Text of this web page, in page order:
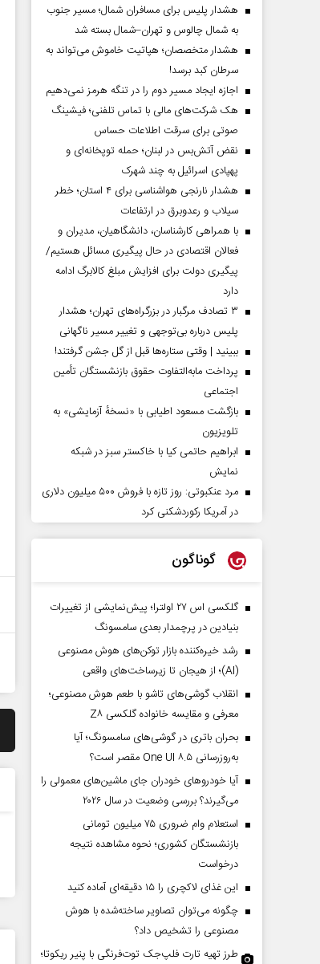
هشدار پلیس برای مسافران شمال؛ مسیر جنوب
به شمال چالوس و تهران–شمال بسته شد
هشدار متخصصان؛ هپاتیت خاموش می‌تواند به
سرطان کبد برسد!
اجازه ایجاد مسیر دوم را در تنگه هرمز نمی‌دهیم
هک شرکت‌های مالی با تماس تلفنی؛ فیشینگ
صوتی برای سرقت اطلاعات حساس
نقض آتش‌بس در لبنان؛ حمله توپخانه‌ای و
پهپادی اسرائیل به چند شهرک
هشدار نارنجی هواشناسی برای ۴ استان؛ خطر
سیلاب و رعدوبرق در ارتفاعات
با همراهی کارشناسان، دانشگاهیان، مدیران و
فعالان اقتصادی در حال پیگیری مسائل هستیم/
پیگیری دولت برای افزایش مبلغ کالابرگ ادامه
دارد
۳ تصادف مرگبار در بزرگراه‌های تهران؛ هشدار
پلیس درباره بی‌توجهی و تغییر مسیر ناگهانی
ببینید | وقتی ستاره‌ها قبل از گل جشن گرفتند!
پرداخت مابه‌التفاوت حقوق بازنشستگان تأمین
اجتماعی
بازگشت مسعود اطیابی با «نسخهٔ آزمایشی» به
تلویزیون
ابراهیم حاتمی کیا با خاکستر سبز در شبکه
نمایش
مرد عنکبوتی: روز تازه با فروش ۵۰۰ میلیون دلاری
در آمریکا رکوردشکنی کرد
گوناگون
گلکسی اس ۲۷ اولترا؛ پیش‌نمایشی از تغییرات
بنیادین در پرچمدار بعدی سامسونگ
رشد خیره‌کننده بازار توکن‌های هوش مصنوعی
(AI)؛ از هیجان تا زیرساخت‌های واقعی
انقلاب گوشی‌های تاشو‌ با طعم هوش مصنوعی؛
معرفی و مقایسه خانواده گلکسی Z۸
بحران باتری در گوشی‌های سامسونگ؛ آیا
به‌روزرسانی One UI ۸.۵ مقصر است؟
آیا خودروهای خودران جای ماشین‌های معمولی را
می‌گیرند؟ بررسی وضعیت در سال ۲۰۲۶
استعلام وام ضروری ۷۵ میلیون تومانی
بازنشستگان کشوری؛ نحوه مشاهده نتیجه
درخواست
این غذای لاکچری را ۱۵ دقیقه‌ای آماده کنید
چگونه می‌توان تصاویر ساخته‌شده با هوش
مصنوعی را تشخیص داد؟
طرز تهیه تارت فلپ‌جک توت‌فرنگی با پنیر ریکوتا؛